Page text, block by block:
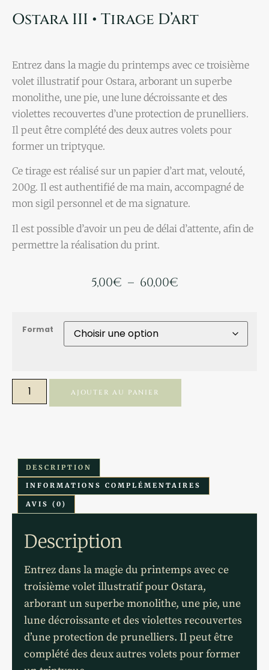
Ostara III • Tirage D’art
Entrez dans la magie du printemps avec ce troisième
volet illustratif pour Ostara, arborant un superbe
monolithe, une pie, une lune décroissante et des
violettes recouvertes d’une protection de prunelliers.
Il peut être complété des deux autres volets pour
former un triptyque.
Ce tirage est réalisé sur un papier d’art mat, velouté,
200g. Il est authentifié de ma main, accompagné de
mon sigil personnel et de ma signature.
Il est possible d’avoir un peu de délai d’attente, afin de
permettre la réalisation du print.
5,00€ – 60,00€
Format
AJOUTER AU PANIER
DESCRIPTION
INFORMATIONS COMPLÉMENTAIRES
AVIS (0)
Description
Entrez dans la magie du printemps avec ce
troisième volet illustratif pour Ostara,
arborant un superbe monolithe, une pie, une
lune décroissante et des violettes recouvertes
d’une protection de prunelliers. Il peut être
complété des deux autres volets pour former